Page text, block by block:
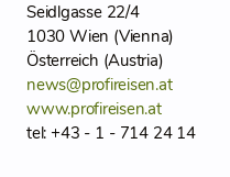
Seidlgasse 22/4
1030 Wien (Vienna)
Österreich (Austria)
news@profireisen.at
www.profireisen.at
tel: +43 - 1 - 714 24 14